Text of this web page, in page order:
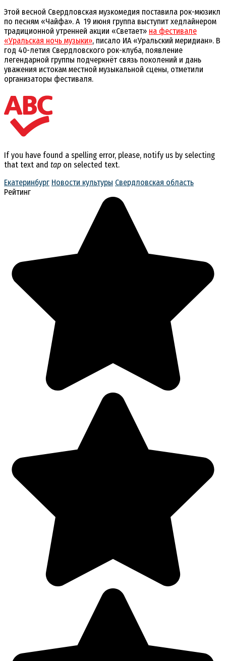
Этой весной Свердловская музкомедия поставила рок-мюзикл
по песням «Чайфа». А 19 июня группа выступит хедлайнером
традиционной утренней акции «Светает» на фестивале
«Уральская ночь музыки», писало ИА «Уральский меридиан». В
год 40-летия Свердловского рок-клуба, появление
легендарной группы подчеркнёт связь поколений и дань
уважения истокам местной музыкальной сцены, отметили
организаторы фестиваля.
If you have found a spelling error, please, notify us by selecting
that text and tap on selected text.
Екатеринбург Новости культуры Свердловская область
Рейтинг